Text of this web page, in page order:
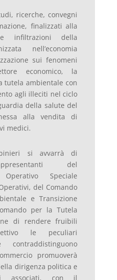
ricerche, convegni
finalizzati alla
infiltrazioni della
nell’economia
sui fenomeni
economico, la
tutela ambientale con
agli illeciti nel ciclo
della salute del
alla vendita di
medici.
si avvarrà di
del
Operativo Speciale
del Comando
e Transizione
per la Tutela
di rendere fruibili
le peculiari
contraddistinguono
promuoverà
dirigenza politica e
associati, con il